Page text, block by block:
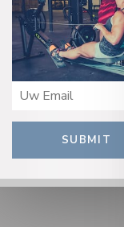
SUBMIT